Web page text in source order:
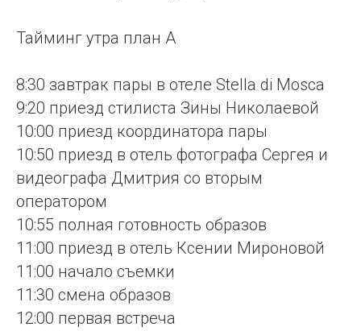
Тайминг утра план А
8:30 завтрак пары в отеле Stella di Mosca
9:20 приезд стилиста Зины Николаевой
10:00 приезд координатора пары
10:50 приезд в отель фотографа Сергея и
видеографа Дмитрия со вторым
оператором
10:55 полная готовность образов
11:00 приезд в отель Ксении Мироновой
11:00 начало съемки
11:30 смена образов
12:00 первая встреча